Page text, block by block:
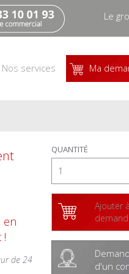
Nos services Ma
Le
Qui
Recrutement
en
de 24
QUANTITÉ
Ajouter
d'un